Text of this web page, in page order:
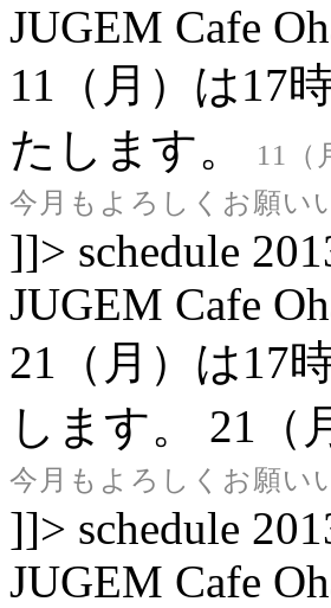
JUGEM Cafe
11（月）は17
たします。
11（
今月もよろしくお願い
]]> schedule
JUGEM Cafe
21（月）は17
します。
21（
今月もよろしくお願い
]]> schedule
JUGEM Cafe